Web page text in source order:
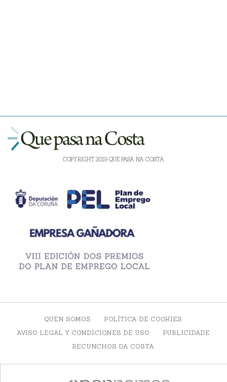
COPYRIGHT 2019 QUE PASA NA COSTA
QUEN SOMOS
POLÍTICA DE COOKIES
AVISO LEGAL Y CONDICIONES DE USO
PUBLICIDADE
RECUNCHOS DA COSTA